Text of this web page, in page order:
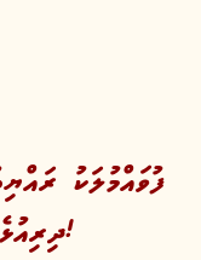
ފުވައްމުލަކު
ދިރިއުޅެން މިހާރު ވަނީ އާދަވެފަ!